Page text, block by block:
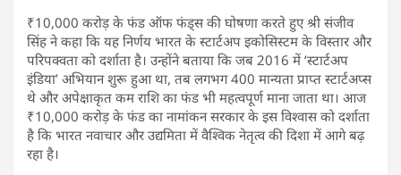
₹10,000 करोड़ के फंड ऑफ फंड्स की घोषणा करते हुए श्री संजीव
सिंह ने कहा कि यह निर्णय भारत के स्टार्टअप इकोसिस्टम के विस्तार और
परिपक्वता को दर्शाता है। उन्होंने बताया कि जब 2016 में ‘स्टार्टअप
इंडिया’ अभियान शुरू हुआ था, तब लगभग 400 मान्यता प्राप्त स्टार्टअप्स
थे और अपेक्षाकृत कम राशि का फंड भी महत्वपूर्ण माना जाता था। आज
₹10,000 करोड़ के फंड का नामांकन सरकार के इस विश्वास को दर्शाता
है कि भारत नवाचार और उद्यमिता में वैश्विक नेतृत्व की दिशा में आगे बढ़
रहा है।